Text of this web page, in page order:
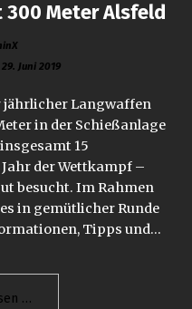
Meter Alsfeld
29. Juni 2019
jährlicher Langwaffen
in der Schießanlage
15
der Wettkampf –
besucht. Im Rahmen
in gemütlicher Runde
Tipps und…
"Vereinsmeisterschaft